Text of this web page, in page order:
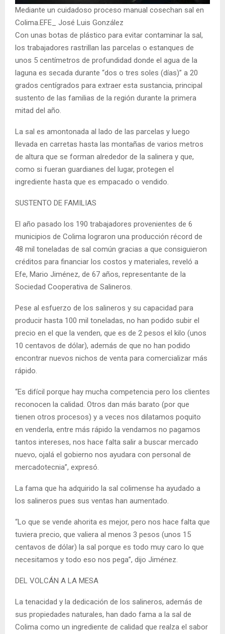
Mediante un cuidadoso proceso manual cosechan sal en
Colima.EFE_ José Luis González
Con unas botas de plástico para evitar contaminar la sal,
los trabajadores rastrillan las parcelas o estanques de
unos 5 centímetros de profundidad donde el agua de la
laguna es secada durante “dos o tres soles (días)” a 20
grados centígrados para extraer esta sustancia, principal
sustento de las familias de la región durante la primera
mitad del año.
La sal es amontonada al lado de las parcelas y luego
llevada en carretas hasta las montañas de varios metros
de altura que se forman alrededor de la salinera y que,
como si fueran guardianes del lugar, protegen el
ingrediente hasta que es empacado o vendido.
SUSTENTO DE FAMILIAS
El año pasado los 190 trabajadores provenientes de 6
municipios de Colima lograron una producción récord de
48 mil toneladas de sal común gracias a que consiguieron
créditos para financiar los costos y materiales, reveló a
Efe, Mario Jiménez, de 67 años, representante de la
Sociedad Cooperativa de Salineros.
Pese al esfuerzo de los salineros y su capacidad para
producir hasta 100 mil toneladas, no han podido subir el
precio en el que la venden, que es de 2 pesos el kilo (unos
10 centavos de dólar), además de que no han podido
encontrar nuevos nichos de venta para comercializar más
rápido.
“Es difícil porque hay mucha competencia pero los clientes
reconocen la calidad. Otros dan más barato (por que
tienen otros procesos) y a veces nos dilatamos poquito
en venderla, entre más rápido la vendamos no pagamos
tantos intereses, nos hace falta salir a buscar mercado
nuevo, ojalá el gobierno nos ayudara con personal de
mercadotecnia”, expresó.
La fama que ha adquirido la sal colimense ha ayudado a
los salineros pues sus ventas han aumentado.
“Lo que se vende ahorita es mejor, pero nos hace falta que
tuviera precio, que valiera al menos 3 pesos (unos 15
centavos de dólar) la sal porque es todo muy caro lo que
necesitamos y todo eso nos pega”, dijo Jiménez.
DEL VOLCÁN A LA MESA
La tenacidad y la dedicación de los salineros, además de
sus propiedades naturales, han dado fama a la sal de
Colima como un ingrediente de calidad que realza el sabor